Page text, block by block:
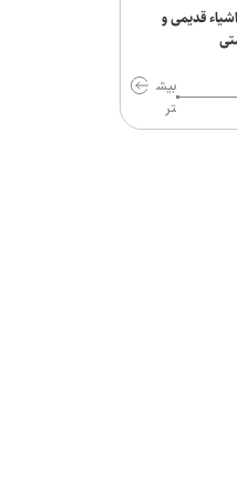
نگران
افزایش قیمت
افغانستان
قدیمی و
بیش
تر